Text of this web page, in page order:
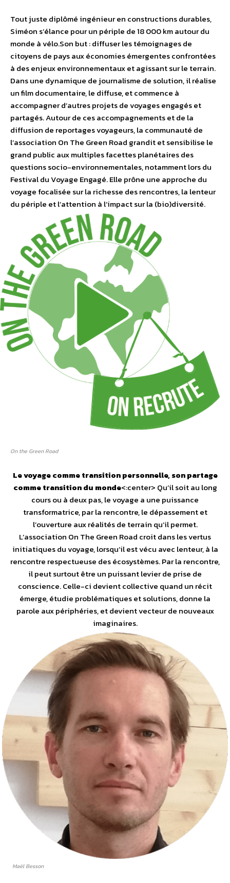
Tout juste diplômé ingénieur en constructions durables,
Siméon s’élance pour un périple de 18 000 km autour du
monde à vélo.Son but : diffuser les témoignages de
citoyens de pays aux économies émergentes confrontées
à des enjeux environnementaux et agissant sur le terrain.
Dans une dynamique de journalisme de solution, il réalise
un film documentaire, le diffuse, et commence à
accompagner d’autres projets de voyages engagés et
partagés. Autour de ces accompagnements et de la
diffusion de reportages voyageurs, la communauté de
l’association On The Green Road grandit et sensibilise le
grand public aux multiples facettes planétaires des
questions socio-environnementales, notamment lors du
Festival du Voyage Engagé. Elle prône une approche du
voyage focalisée sur la richesse des rencontres, la lenteur
du périple et l’attention à l’impact sur la (bio)diversité.
On the Green Road
Le voyage comme transition personnelle,son partage
comme transition du monde<:center> Qu’il soit au long
cours ou à deux pas, le voyage a une puissance
transformatrice, par la rencontre, le dépassement et
l’ouverture aux réalités de terrain qu’il permet.
L’association On The Green Road croit dans les vertus
initiatiques du voyage, lorsqu’il est vécu avec lenteur, à la
rencontre respectueuse des écosystèmes. Par la rencontre,
il peut surtout être un puissant levier de prise de
conscience. Celle-ci devient collective quand un récit
émerge, étudie problématiques et solutions, donne la
parole aux périphéries, et devient vecteur de nouveaux
imaginaires.
Maël Besson